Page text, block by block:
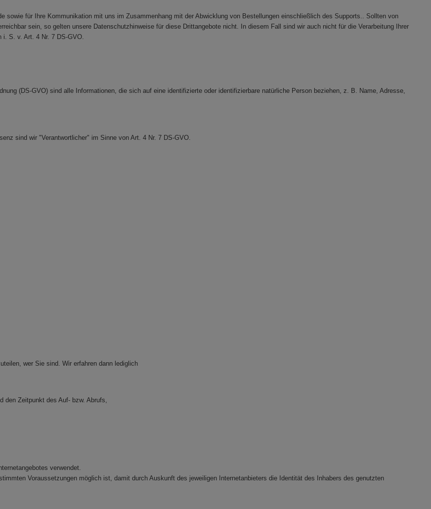
sowie für Ihre Kommunikation mit uns im Zusammenhang mit der Abwicklung von Bestellungen einschließlich des Supports.. Sollten von
sein, so gelten unsere Datenschutzhinweise für diese Drittangebote nicht. In diesem Fall sind wir auch nicht für die Verarbeitung Ihrer
i. S. v. Art. 4 Nr. 7 DS-GVO.
(DS-GVO) sind alle Informationen, die sich auf eine identifizierte oder identifizierbare natürliche Person beziehen, z. B. Name, Adresse,
sind wir "Verantwortlicher" im Sinne von Art. 4 Nr. 7 DS-GVO.
wer Sie sind. Wir erfahren dann lediglich
den Zeitpunkt des Auf- bzw. Abrufs,
verwendet.
Voraussetzungen möglich ist, damit durch Auskunft des jeweiligen Internetanbieters die Identität des Inhabers des genutzten